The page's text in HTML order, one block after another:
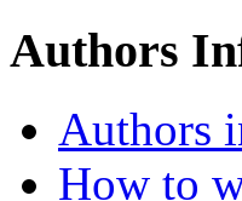
Authors
Authors
How to